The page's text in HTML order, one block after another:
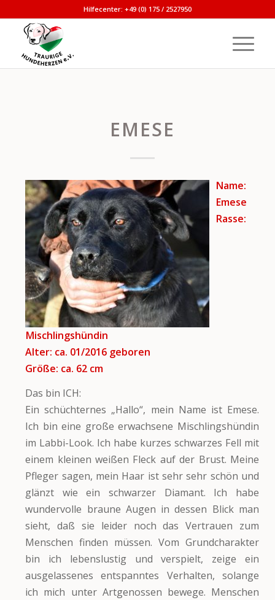
Hilfecenter: +49 (0) 175 / 2527950
EMESE
Name:
Emese
Rasse:
Mischlingshündin
Alter: ca. 01/2016 geboren
Größe: ca. 62 cm
Das bin ICH:
Ein schüchternes „Hallo“, mein Name ist Emese.
Ich bin eine große erwachsene Mischlingshündin
im Labbi-Look. Ich habe kurzes schwarzes Fell mit
einem kleinen weißen Fleck auf der Brust. Meine
Pfleger sagen, mein Haar ist sehr sehr schön und
glänzt wie ein schwarzer Diamant. Ich habe
wundervolle braune Augen in dessen Blick man
sieht, daß sie leider noch das Vertrauen zum
Menschen finden müssen. Vom Grundcharakter
bin ich lebenslustig und verspielt, zeige ein
ausgelassenes entspanntes Verhalten, solange
ich mich unter Artgenossen bewege. Menschen